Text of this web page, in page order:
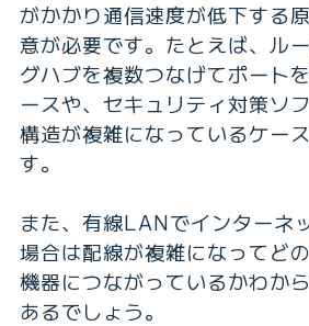
がかかり通信速度が低下する
意が必要です。たとえば、ル
グハブを複数つなげてポート
ースや、セキュリティ対策ソ
構造が複雑になっているケー
す。
また、有線LANでインターネ
場合は配線が複雑になってど
機器につながっているかわか
あるでしょう。